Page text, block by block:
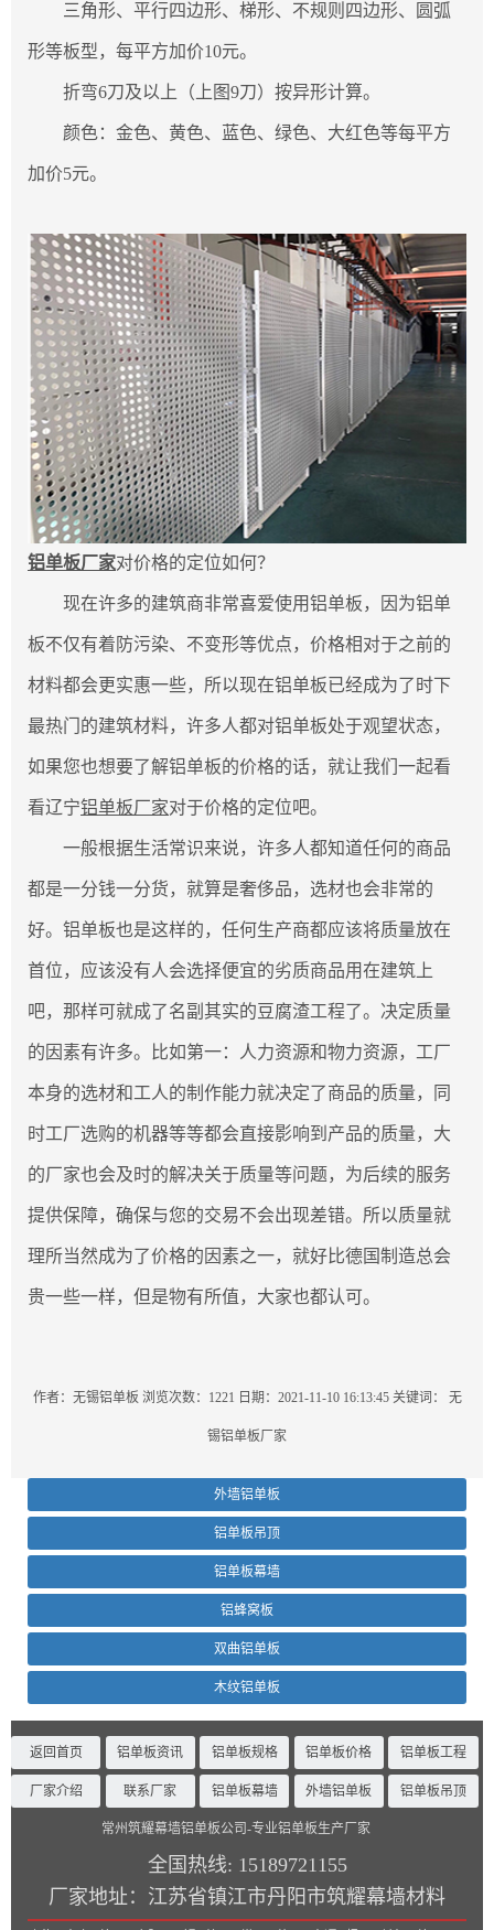
三角形、平行四边形、梯形、不规则四边形、圆弧
形等板型，每平方加价10元。
折弯6刀及以上（上图9刀）按异形计算。
颜色：金色、黄色、蓝色、绿色、大红色等每平方
加价5元。
铝单板厂家对价格的定位如何？
现在许多的建筑商非常喜爱使用铝单板，因为铝单
板不仅有着防污染、不变形等优点，价格相对于之前的
材料都会更实惠一些，所以现在铝单板已经成为了时下
最热门的建筑材料，许多人都对铝单板处于观望状态，
如果您也想要了解铝单板的价格的话，就让我们一起看
看辽宁铝单板厂家对于价格的定位吧。
一般根据生活常识来说，许多人都知道任何的商品
都是一分钱一分货，就算是奢侈品，选材也会非常的
好。铝单板也是这样的，任何生产商都应该将质量放在
首位，应该没有人会选择便宜的劣质商品用在建筑上
吧，那样可就成了名副其实的豆腐渣工程了。决定质量
的因素有许多。比如第一：人力资源和物力资源，工厂
本身的选材和工人的制作能力就决定了商品的质量，同
时工厂选购的机器等等都会直接影响到产品的质量，大
的厂家也会及时的解决关于质量等问题，为后续的服务
提供保障，确保与您的交易不会出现差错。所以质量就
理所当然成为了价格的因素之一，就好比德国制造总会
贵一些一样，但是物有所值，大家也都认可。
作者：无锡铝单板 浏览次数：1221 日期：2021-11-10 16:13:45 关键词： 无
锡铝单板厂家
外墙铝单板
铝单板吊顶
铝单板幕墙
铝蜂窝板
双曲铝单板
木纹铝单板
返回首页 铝单板资讯 铝单板规格 铝单板价格 铝单板工程
厂家介绍 联系厂家 铝单板幕墙 外墙铝单板 铝单板吊顶
常州筑耀幕墙铝单板公司-专业铝单板生产厂家
全国热线: 15189721155
厂家地址： 江苏省镇江市丹阳市筑耀幕墙材料